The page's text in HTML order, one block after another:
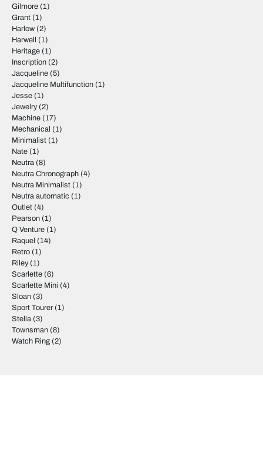
Gilmore (1)
Grant (1)
Harlow (2)
Harwell
(1)
Heritage (1)
Inscription (2)
Jacqueline (5)
Jacqueline Multifunction (1)
Jesse (1)
Jewelry(2)
Machine (17)
Mechanical (1)
Minimalist (1)
Nate (1)
Neutra (8)
Neutra Chronograph (4)
Neutra Minimalist (1)
Neutra automatic (1)
Outlet (4)
Pearson (1)
Q Venture (1)
Raquel (14)
Retro (1)
Riley(1)
Scarlette (6)
Scarlette Mini (4)
Sloan (3)
Sport Tourer (1)
Stella (3)
Townsman (8)
Watch Ring (2)